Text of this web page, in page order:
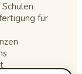
für